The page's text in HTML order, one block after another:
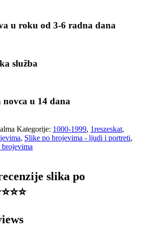
u roku od 3-6 radna dana
služba
u 14 dana
Kategorije: 1000-1999, 1reszeskat,
, Slike po brojevima - ljudi i portreti,
slika po